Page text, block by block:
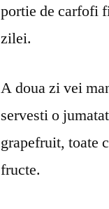
portie de carfofi
zilei.
A doua zi vei
servesti o
grapefruit, toate
fructe.